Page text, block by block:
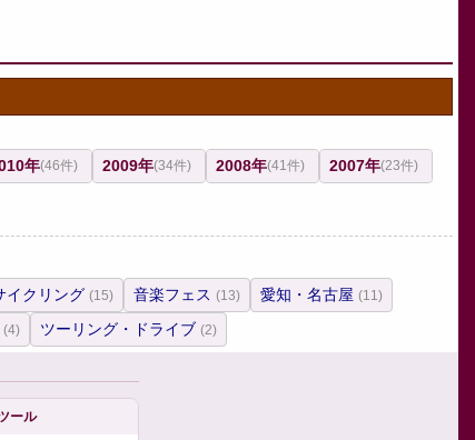
年(46件) 2009年(34件) 2008年(41件) 2007年(23件)
イクリング (15) 音楽フェス (13) 愛知・名古屋 (11)
(4) ツーリング・ドライブ (2)
ール